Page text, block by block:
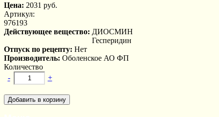
Цена: 2031 руб.
Артикул:
976193
Действующее вещество: ДИОСМИН
Гесперидин
Отпуск по рецепту: Нет
Производитель: Оболенское АО ФП
Количество
-
+